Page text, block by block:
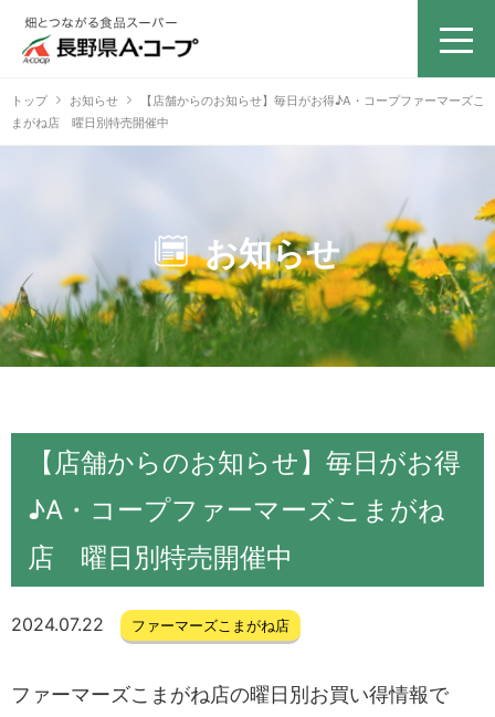
トップ お知らせ
【店舗からのお知らせ】毎日がお得♪A・コープファーマーズこ
まがね店 曜日別特売開催中
お知らせ
【店舗からのお知らせ】毎日がお得
♪A・コープファーマーズこまがね
店 曜日別特売開催中
2024.07.22 ファーマーズこまがね店
ファーマーズこまがね店の曜日別お買い得情報で